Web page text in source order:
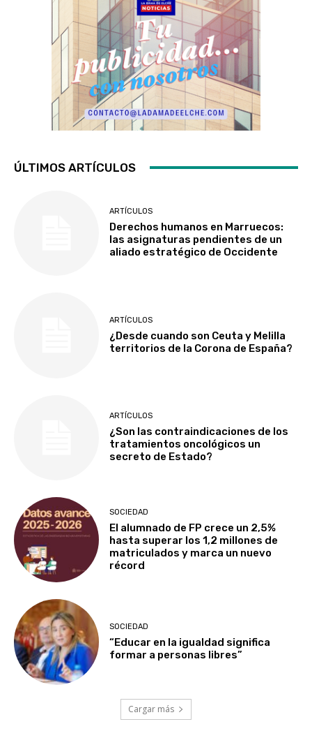
ÚLTIMOS ARTÍCULOS
ARTÍCULOS
Derechos humanos en Marruecos:
las asignaturas pendientes de un
aliado estratégico de Occidente
ARTÍCULOS
¿Desde cuando son Ceuta y Melilla
territorios de la Corona de España?
ARTÍCULOS
¿Son las contraindicaciones de los
tratamientos oncológicos un
secreto de Estado?
SOCIEDAD
El alumnado de FP crece un 2,5%
hasta superar los 1,2 millones de
matriculados y marca un nuevo
récord
SOCIEDAD
“Educar en la igualdad significa
formar a personas libres”
Cargar más